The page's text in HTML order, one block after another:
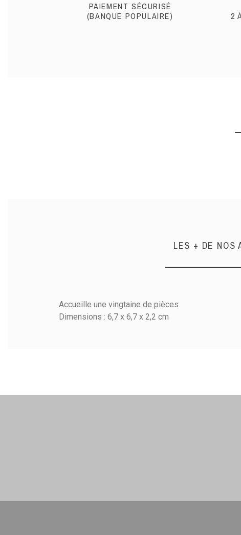
PAIEMENT SÉCURISÉ
(BANQUE POPULAIRE)
2
LES + DE NOS
Accueille une vingtaine de pièces.
Dimensions : 6,7 x 6,7 x 2,2 cm